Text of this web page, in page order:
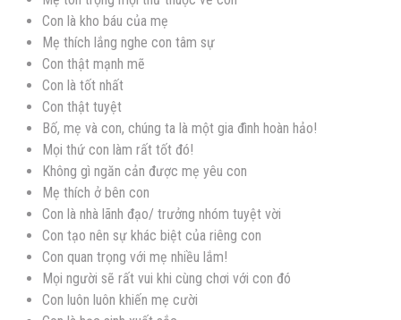
Con là kho báu của mẹ
Mẹ thích lắng nghe con tâm sự
Con thật mạnh mẽ
Con là tốt nhất
Con thật tuyệt
Bố, mẹ và con, chúng ta là một gia đình hoàn hảo!
Mọi thứ con làm rất tốt đó!
Không gì ngăn cản được mẹ yêu con
Mẹ thích ở bên con
Con là nhà lãnh đạo/ trưởng nhóm tuyệt vời
Con tạo nên sự khác biệt của riêng con
Con quan trọng với mẹ nhiều lắm!
Mọi người sẽ rất vui khi cùng chơi với con đó
Con luôn luôn khiến mẹ cười